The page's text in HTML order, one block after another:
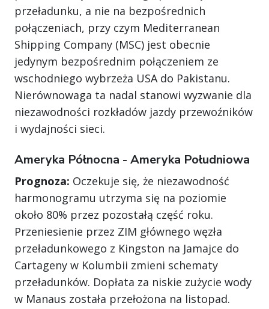
przeładunku, a nie na bezpośrednich
połączeniach, przy czym Mediterranean
Shipping Company (MSC) jest obecnie
jedynym bezpośrednim połączeniem ze
wschodniego wybrzeża USA do Pakistanu.
Nierównowaga ta nadal stanowi wyzwanie dla
niezawodności rozkładów jazdy przewoźników
i wydajności sieci.
Ameryka Północna - Ameryka Południowa
Prognoza: Oczekuje się, że niezawodność
harmonogramu utrzyma się na poziomie
około 80% przez pozostałą część roku.
Przeniesienie przez ZIM głównego węzła
przeładunkowego z Kingston na Jamajce do
Cartageny w Kolumbii zmieni schematy
przeładunków. Dopłata za niskie zużycie wody
w Manaus została przełożona na listopad.